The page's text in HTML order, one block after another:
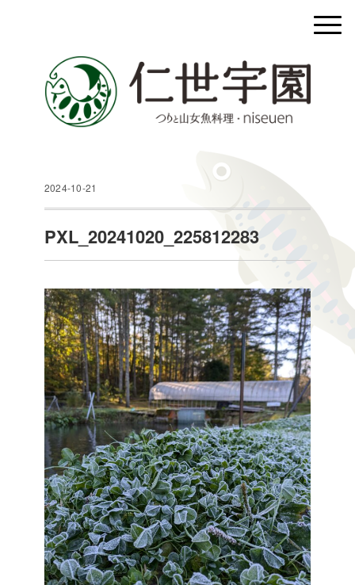
2024-10-21
PXL_20241020_225812283